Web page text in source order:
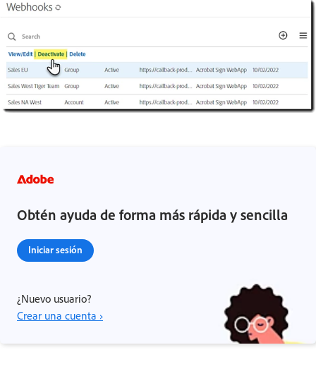
Obtén ayuda de forma más rápida y sencilla
Iniciar sesión
¿Nuevo usuario?
Crear una cuenta ›